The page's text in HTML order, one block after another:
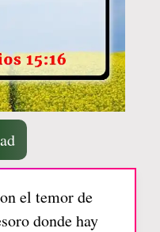
el temor de
donde hay